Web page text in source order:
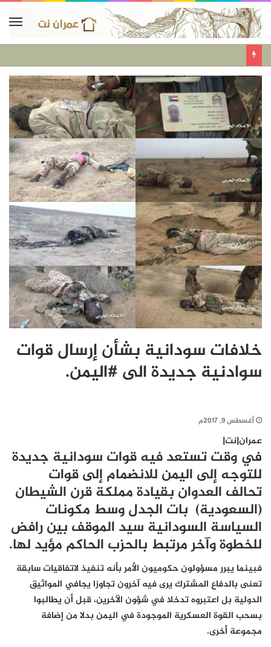
خلافات سودانية بشأن إرسال قوات
سوادنية جديدة الى #اليمن.
أغسطس 9, 2017م
عمران|نت|
في وقت تستعد فيه قوات سودانية جديدة
للتوجه إلى اليمن للانضمام إلى قوات
تحالف العدوان بقيادة مملكة قرن الشيطان
(السعودية) بات الجدل وسط مكونات
السياسة السودانية سيد الموقف بين رافض
للخطوة وآخر مرتبط بالحزب الحاكم مؤيد لها.
فبينما يبرر مسؤولون حكوميون الأمر بأنه تنفيذ لاتفاقيات سابقة
تعنى بالدفاع المشترك يرى فيه آخرون تجاوزا يجافي المواثيق
الدولية بل اعتبروه تدخلا في شؤون الآخرين، قبل أن يطالبوا
بسحب القوة العسكرية الموجودة في اليمن بدلا من إضافة
مجموعة أخرى.